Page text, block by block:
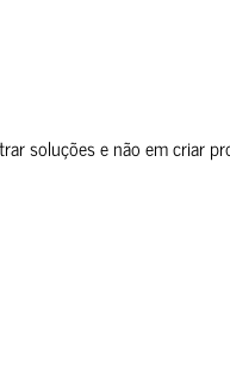
soluções e não em criar